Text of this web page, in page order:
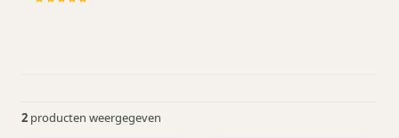
2 producten weergegeven